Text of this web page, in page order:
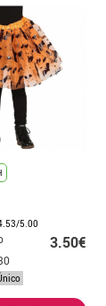
5.00
3.50€